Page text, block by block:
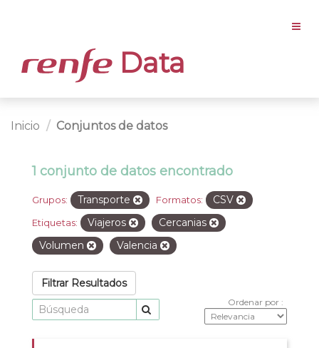
Data
Inicio Conjuntos de datos
1 conjunto de datos encontrado
Grupos: Transporte Formatos: CSV
Etiquetas: Viajeros
Cercanias
Volumen
Valencia
Filtrar Resultados
Ordenar por